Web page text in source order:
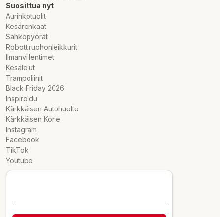
Suosittua nyt
Aurinkotuolit
Kesärenkaat
Sähköpyörät
Robottiruohonleikkurit
Ilmanviilentimet
Kesälelut
Trampoliinit
Black Friday 2026
Inspiroidu
Kärkkäisen Autohuolto
Kärkkäisen Kone
Instagram
Facebook
TikTok
Youtube